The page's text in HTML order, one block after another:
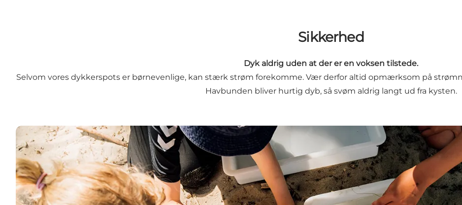
Sikkerhed
Dyk aldrig uden at der er en voksen tilstede.
Selvom vores dykkerspots er børnevenlige, kan stærk strøm forekomme. Vær derfor altid opmærksom på
Havbunden bliver hurtig dyb, så svøm aldrig langt ud fra kysten.